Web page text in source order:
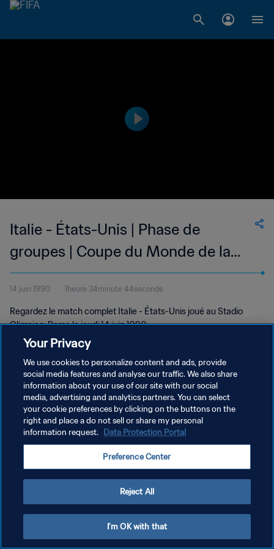
Italie - États-Unis | Phase de
groupes | Coupe du Monde de la
FIFA, Italie 1990™ | Match complet
14 juin 1990 1heure 34minute 44seconde
Regardez le match complet Italie - États-Unis joué au Stadio
Olimpico, Rome le jeudi 14 juin 1990.
POLITIQUE DE CONFIDENTIALITÉ
CONDITIONS D'UTILISATION
GÉRER VOS PRÉFÉRENCES SUR LES COOKIES
Your Privacy
We use cookies to personalize content and ads, provide
social media features and analyse our traffic. We also share
information about your use of our site with our social
media, advertising and analytics partners. You can select
your cookie preferences by clicking on the buttons on the
right and place a do not sell or share my personal
information request. Data Protection Portal
Preference Center
Reject All
I'm OK with that